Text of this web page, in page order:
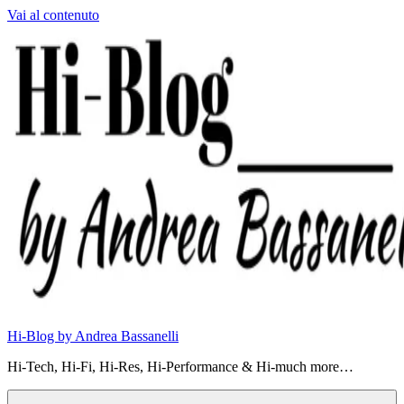
Vai al contenuto
Hi-Blog by Andrea Bassanelli
Hi-Tech, Hi-Fi, Hi-Res, Hi-Performance & Hi-much more…